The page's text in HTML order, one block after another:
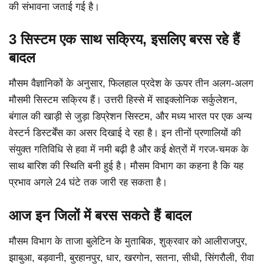
की संभावना जताई गई है।
3 सिस्टम एक साथ सक्रिय, इसलिए बरस रहे हैं
बादल
मौसम वैज्ञानिकों के अनुसार, फिलहाल प्रदेश के ऊपर तीन अलग-अलग
मौसमी सिस्टम सक्रिय हैं। उत्तरी हिस्से में साइक्लोनिक सर्कुलेशन,
बंगाल की खाड़ी से जुड़ा डिप्रेशन सिस्टम, और मध्य भारत पर एक अन्य
वेस्टर्न डिस्टर्बेंस का असर दिखाई दे रहा है। इन तीनों प्रणालियों की
संयुक्त गतिविधि से हवा में नमी बढ़ी है और कई क्षेत्रों में गरज-चमक के
साथ बारिश की स्थिति बनी हुई है। मौसम विभाग का कहना है कि यह
प्रभाव अगले 24 घंटे तक जारी रह सकता है।
आज इन जिलों में बरस सकते हैं बादल
मौसम विभाग के ताजा बुलेटिन के मुताबिक, शुक्रवार को आलीराजपुर,
झाबुआ, बड़वानी, बुरहानपुर, धार, खरगोन, सतना, सीधी, सिंगरौली, रीवा